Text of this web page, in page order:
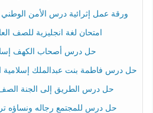
ورقة عمل إثرائية درس الأمن الوطني
امتحان لغة انجليزية للصف
حل درس أصحاب الكهف
حل درس فاطمة بنت عبدالملك إسلامية
حل درس الطريق إلى الجنة الصف
حل درس للمجتمع رجاله ونساؤه